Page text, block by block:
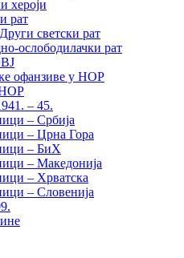
хероји
рат
светски рат
ослободилачки рат
офанзиве у НОР
НОР
– 45.
– Србија
– Црна Гора
– БиХ
– Македонија
– Хрватска
– Словенија